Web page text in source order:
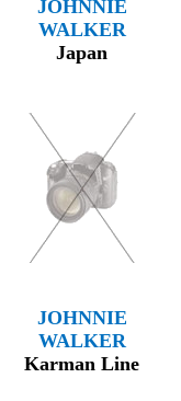
JOHNNIE
WALKER
Japan
JOHNNIE
WALKER
Karman Line